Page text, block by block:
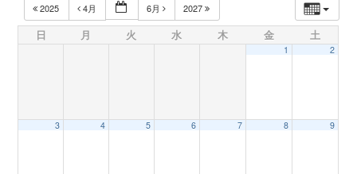
o
2025 4月 6月 2027
日 月 火 水 木 金 土
1 2
3 4 5 6 7 8 9